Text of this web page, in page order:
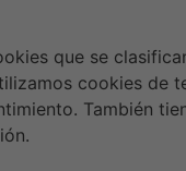
que se
cookies de
También